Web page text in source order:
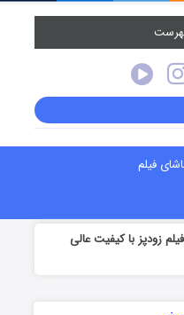
فیلم
زودپز با کیفیت عالی